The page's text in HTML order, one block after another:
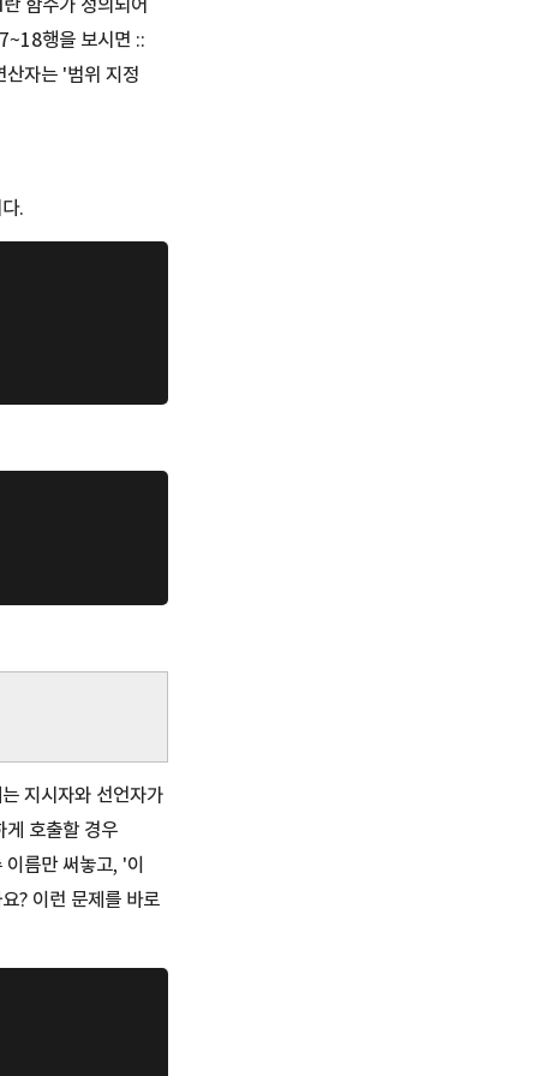
함수가 정의되어
행을 보시면 ::
자는 '범위 지정
.
지시자와 선언자가
게 호출할 경우
름만 써놓고, '이
? 이런 문제를 바로